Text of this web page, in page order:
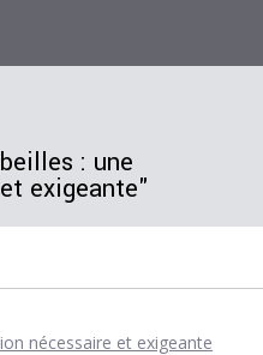
: une
exigeante"
nécessaire et exigeante